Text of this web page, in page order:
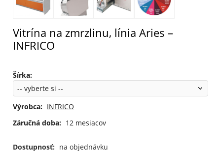
Vitrína na zmrzlinu, línia Aries –
INFRICO
Šírka:
Výrobca: INFRICO
Záručná doba: 12 mesiacov
Dostupnosť: na objednávku